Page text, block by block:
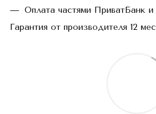
Оплата частями ПриватБанк и
Гарантия от производителя 12